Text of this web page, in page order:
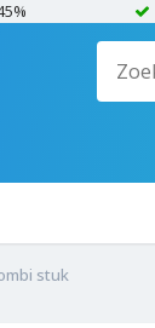
stuk